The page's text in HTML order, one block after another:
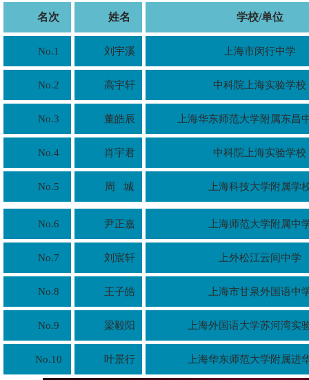
名次 姓名 学校/单位
No.1 刘宇溪 上海市闵行中学
No.2 高宇轩 中科院上海实验学校
No.3 董皓辰 上海华东师范大学附属东昌
No.4 肖宇君 中科院上海实验学校
No.5 周 城 上海科技大学附属学
No.6 尹正嘉 上海师范大学附属中
No.7 刘宸轩 上外松江云间中学
No.8 王子皓 上海市甘泉外国语中
No.9 梁毅阳 上海外国语大学苏河湾实
No.10 叶景行 上海华东师范大学附属进